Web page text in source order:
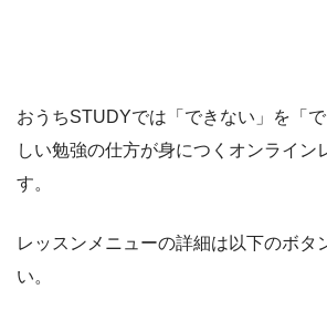
おうちSTUDYでは「できない」を「
しい勉強の仕方が身につくオンライン
す。
レッスンメニューの詳細は以下のボタ
い。